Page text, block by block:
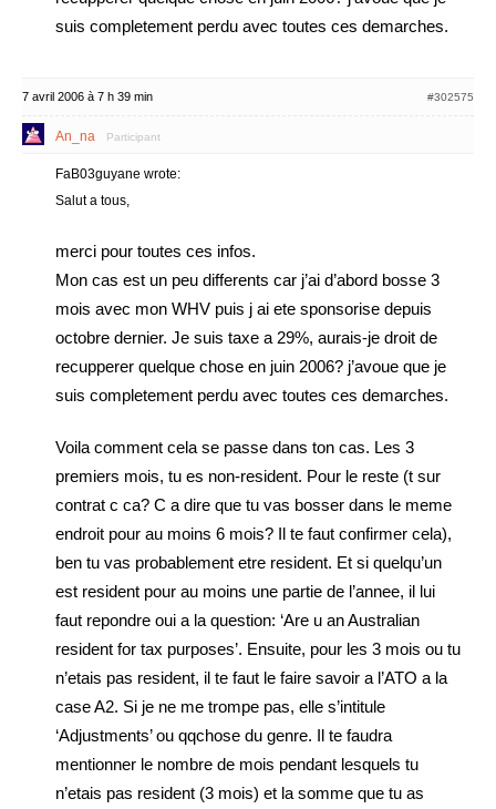
suis completement perdu avec toutes ces demarches.
7 avril 2006 à 7 h 39 min #302575
An_na Participant
FaB03guyane wrote:
Salut a tous,
merci pour toutes ces infos.
Mon cas est un peu differents car j’ai d’abord bosse 3
mois avec mon WHV puis j ai ete sponsorise depuis
octobre dernier. Je suis taxe a 29%, aurais-je droit de
recupperer quelque chose en juin 2006? j’avoue que je
suis completement perdu avec toutes ces demarches.
Voila comment cela se passe dans ton cas. Les 3
premiers mois, tu es non-resident. Pour le reste (t sur
contrat c ca? C a dire que tu vas bosser dans le meme
endroit pour au moins 6 mois? Il te faut confirmer cela),
ben tu vas probablement etre resident. Et si quelqu’un
est resident pour au moins une partie de l’annee, il lui
faut repondre oui a la question: ‘Are u an Australian
resident for tax purposes’. Ensuite, pour les 3 mois ou tu
n’etais pas resident, il te faut le faire savoir a l’ATO a la
case A2. Si je ne me trompe pas, elle s’intitule
‘Adjustments’ ou qqchose du genre. Il te faudra
mentionner le nombre de mois pendant lesquels tu
n’etais pas resident (3 mois) et la somme que tu as